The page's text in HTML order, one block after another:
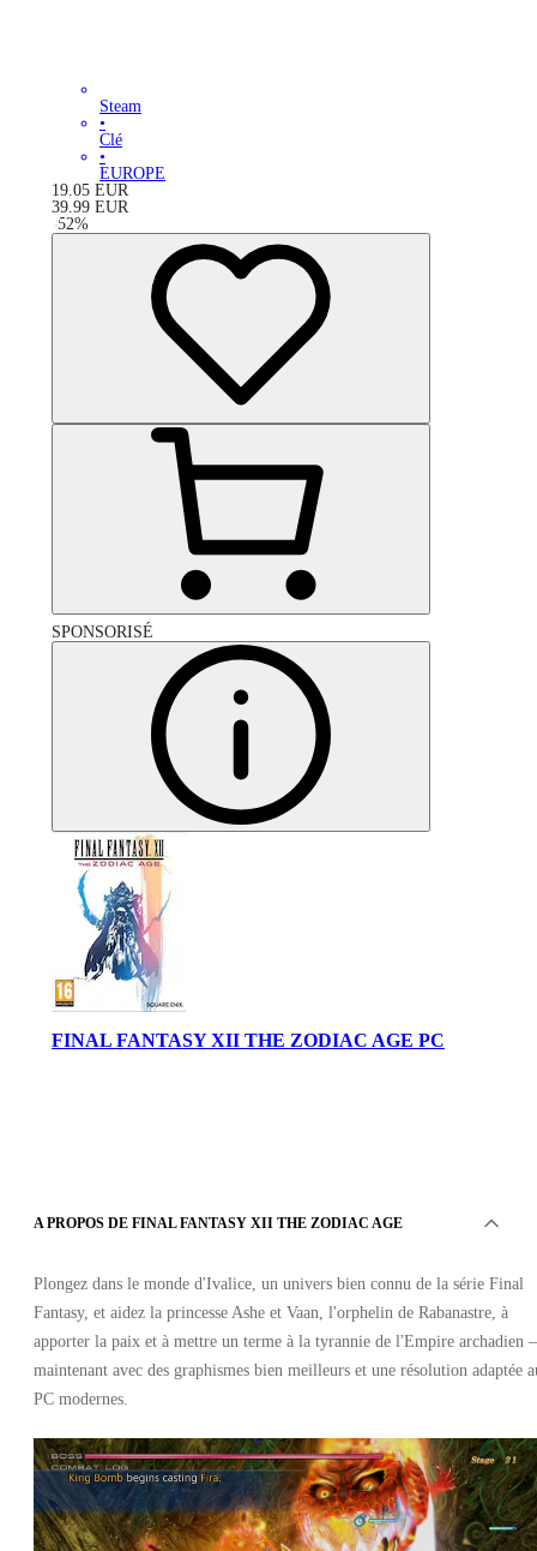
Steam
•
Clé
•
EUROPE
19.05 EUR
39.99 EUR
-52%
SPONSORISÉ
FINAL FANTASY XII THE ZODIAC AGE PC
•
Clé
•
18.11 EUR
49.99
EUR
-64%
A PROPOS DE FINAL FANTASY XII THE ZODIAC AGE
Plongez dans le monde d'Ivalice, un univers bien connu de la série Final
Fantasy, et aidez la princesse Ashe et Vaan, l'orphelin de Rabanastre, à
apporter la paix et à mettre un terme à la tyrannie de l'Empire archadien –
maintenant avec des graphismes bien meilleurs et une résolution adaptée
PC modernes.